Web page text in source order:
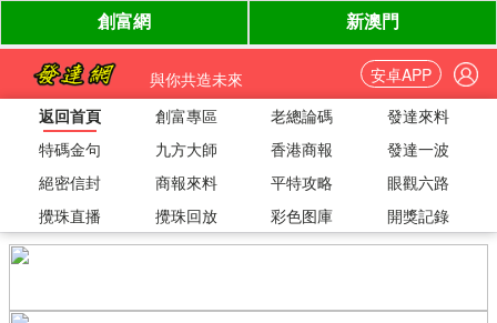
與你共造未來
安卓APP
返回首頁
創富專區 老總論碼
發達來料
特碼金句
九方大師 香港商報
發達一波
絕密信封
商報來料 平特攻略
眼觀六路
攪珠直播
攪珠回放 彩色图庫 開獎記錄